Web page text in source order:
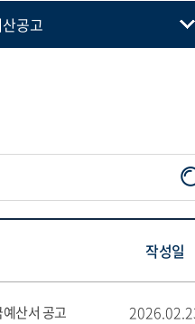
공고
작성일
산서 공고